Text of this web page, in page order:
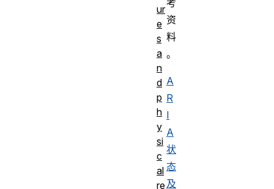
资
料
。
A
R
I
A
状
态
及
ur
e
s
a
n
d
p
h
y
si
c
al
re